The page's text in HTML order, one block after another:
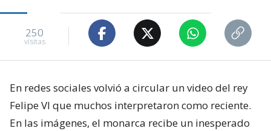
250
visitas
En redes sociales volvió a circular un video del rey
Felipe VI que muchos interpretaron como reciente.
En las imágenes, el monarca recibe un inesperado